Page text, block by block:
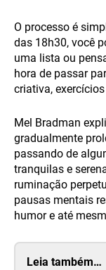
O processo é
das 18h30, você
uma lista ou
hora de passar
criativa,
Mel Bradman
gradualmente
passando de
tranquilas e
ruminação
pausas mentais
humor e até
Leia também…